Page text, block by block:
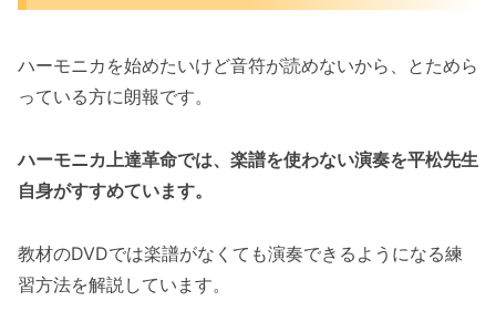
ハーモニカを始めたいけど音符が読めないから、とためら
っている方に朗報です。
ハーモニカ上達革命では、楽譜を使わない演奏を平松先生
自身がすすめています。
教材のDVDでは楽譜がなくても演奏できるようになる練
習方法を解説しています。